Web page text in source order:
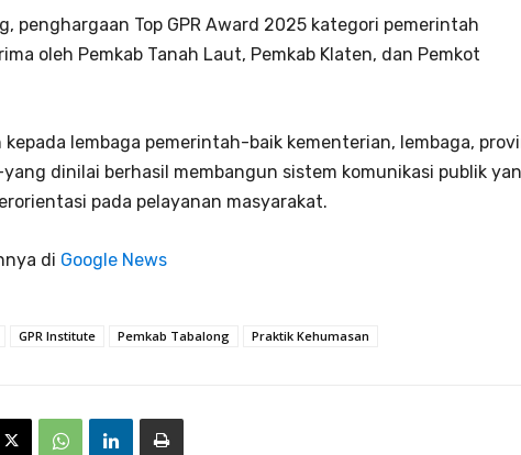
penghargaan Top GPR Award 2025 kategori pemerintah
oleh Pemkab Tanah Laut, Pemkab Klaten, dan Pemkot
lembaga pemerintah-baik kementerian, lembaga,
dinilai berhasil membangun sistem komunikasi publik
pada pelayanan masyarakat.
di Google News
GPR Institute Pemkab Tabalong Praktik Kehumasan